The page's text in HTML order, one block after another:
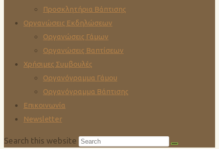
Προσκλητήρια Βάπτισης
Οργανώσεις Εκδηλώσεων
Οργανώσεις Γάμων
Οργανώσεις Βαπτίσεων
Χρήσιμες Συμβουλές
Οργανόγραμμα Γάμου
Οργανόγραμμα Βάπτισης
Επικοινωνία
Newsletter
Search this website